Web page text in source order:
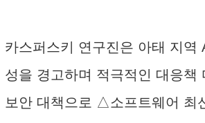
카스퍼스키 연구진은 아태 지역
성을 경고하며 적극적인 대응책
보안 대책으로 △소프트웨어 최